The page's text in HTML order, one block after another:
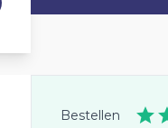
Bestellen